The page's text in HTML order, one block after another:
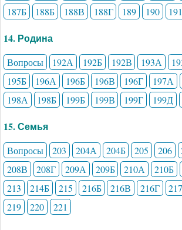
187Б
188Б 188В 188Г 189 190 191
14. Родина
Вопросы 192А 192Б 192В 193А
195Б
196А 196Б 196В 196Г 197А
198А
198Б 199Б 199В 199Г 199Д
15. Семья
Вопросы 203 204А 204Б 205 206
208В
208Г 209А 209Б 210А 210Б
213
214Б 215 216Б 216В 216Г
219
220 221